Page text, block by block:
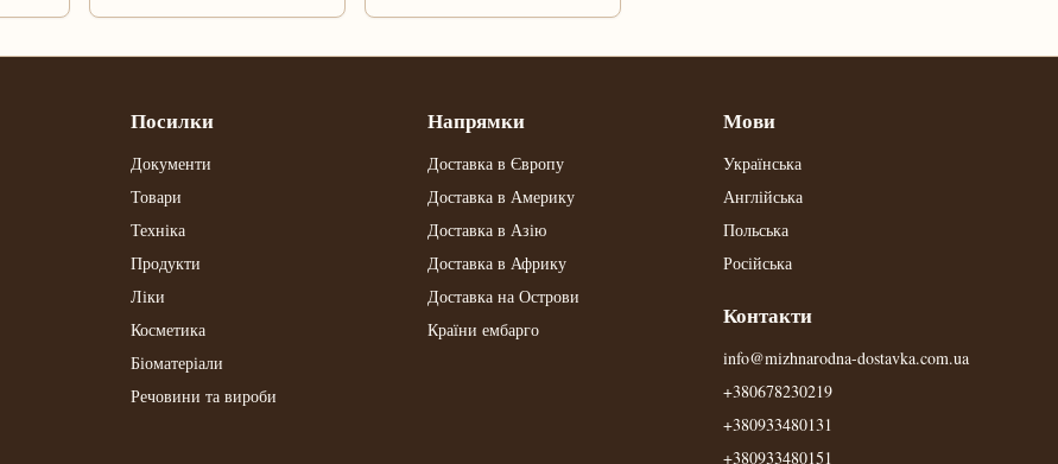
Посилки
Документи
Товари
Техніка
Продукти
Ліки
Косметика
Біоматеріали
Речовини та вироби
Напрямки
Доставка в Європу
Доставка в Америку
Доставка в Азію
Доставка в Африку
Доставка на Острови
Країни ембарго
Мови
Українська
Англійська
Польська
Російська
Контакти
info@mizhnarodna-dostavka.com.ua
+380678230219
+380933480131
+380933480151